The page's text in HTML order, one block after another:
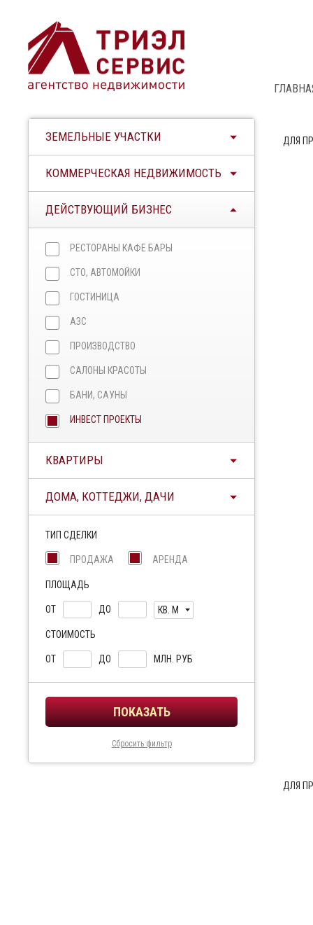
ЗЕМЕЛЬНЫЕ УЧАСТКИ
КОММЕРЧЕСКАЯ НЕДВИЖИМОСТЬ
ДЕЙСТВУЮЩИЙ БИЗНЕС
РЕСТОРАНЫ КАФЕ БАРЫ
СТО, АВТОМОЙКИ
ГОСТИНИЦА
АЗС
ПРОИЗВОДСТВО
САЛОНЫ КРАСОТЫ
БАНИ, САУНЫ
ИНВЕСТ ПРОЕКТЫ
КВАРТИРЫ
ДОМА, КОТТЕДЖИ, ДАЧИ
ТИП СДЕЛКИ
ПРОДАЖА АРЕНДА
ПЛОЩАДЬ
ОТ ДО КВ. М
СТОИМОСТЬ
ОТ ДО МЛН. РУБ
Сбросить фильтр
ДЛЯ
ДЛЯ